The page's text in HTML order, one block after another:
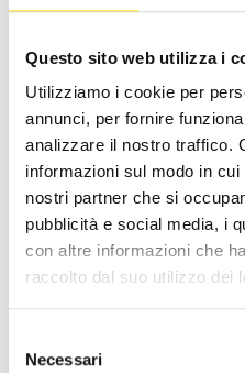
Questo sito web utilizza i
Utilizziamo i cookie per
annunci, per fornire
analizzare il nostro traffico.
informazioni sul modo in
nostri partner che si
pubblicità e social media, i
con altre informazioni che
raccolto dal suo utilizzo dei
delNecessari
CASA ARDITO
Richiedi informazioni